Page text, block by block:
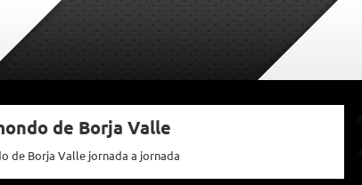
de Borja Valle
de Borja Valle jornada a jornada